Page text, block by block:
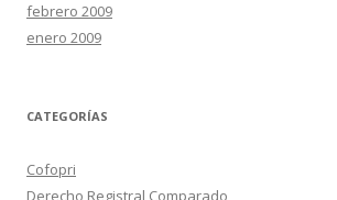
febrero 2009
enero 2009
CATEGORÍAS
Cofopri